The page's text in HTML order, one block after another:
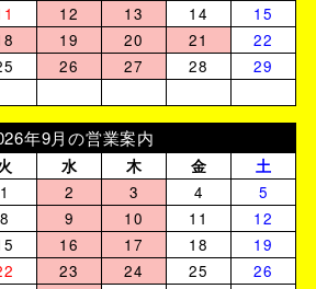
12 13 14
15
19 20 21
22
26 27 28
29
年9月の営業案内
水 木 金
土
1
2 3 4
5
8 9 10 11
12
16 17 18
19
23 24 25
26